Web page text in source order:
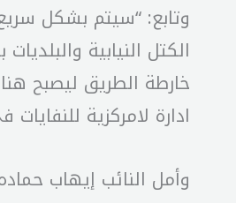
وتابع: “سيتم بشكل
الكتل النيابية
خارطة الطريق ليصبح
ادارة لامركزية
وأمل النائب إيهاب حماده أن نرى